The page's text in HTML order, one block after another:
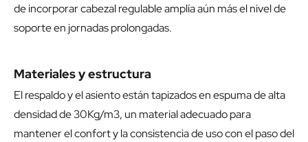
de incorporar cabezal regulable amplía aún más el nivel de
soporte en jornadas prolongadas.
Materiales y estructura
El respaldo y el asiento están tapizados en espuma de alta
densidad de 30Kg/m3, un material adecuado para
mantener el confort y la consistencia de uso con el paso del